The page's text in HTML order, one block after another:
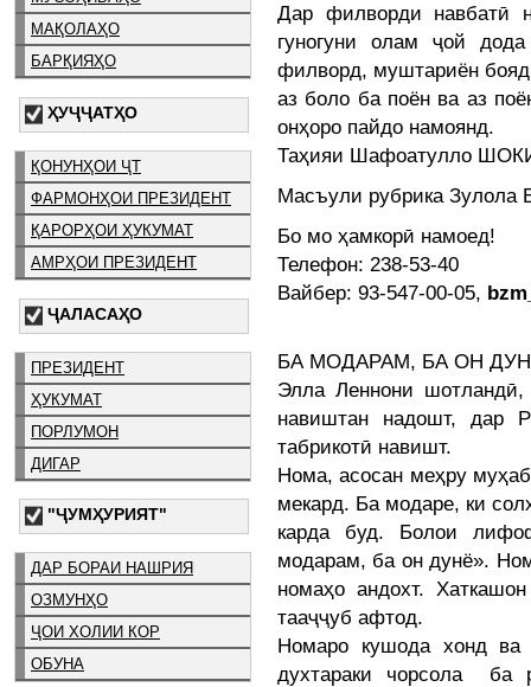
МАҚОЛАҲО
БАРҚИЯҲО
ҲУҶҶАТҲО
ҚОНУНҲОИ ҶТ
ФАРМОНҲОИ ПРЕЗИДЕНТ
ҚАРОРҲОИ ҲУКУМАТ
АМРҲОИ ПРЕЗИДЕНТ
ҶАЛАСАҲО
ПРЕЗИДЕНТ
ҲУКУМАТ
ПОРЛУМОН
ДИГАР
"ҶУМҲУРИЯТ"
ДАР БОРАИ НАШРИЯ
ОЗМУНҲО
ҶОИ ХОЛИИ КОР
ОБУНА
Дар филворди навбатӣ
гуногуни олам ҷой
филворд, муштариён бояд
аз боло ба поён ва аз
онҳоро пайдо намоянд.
Таҳияи Шафоатулло
Масъули рубрика
Бо мо ҳамкорӣ намоед!
Телефон: 238-53-40
Вайбер: 93-547-00-05,
БА МОДАРАМ, БА ОН
Элла Леннони
навиштан надошт, дар
табрикотӣ навишт.
Нома, асосан меҳру
мекард. Ба модаре, ки
карда буд. Болои
модарам, ба он дунё».
номаҳо андохт.
тааҷҷуб афтод.
Номаро кушода хонд
духтараки чорсола ба